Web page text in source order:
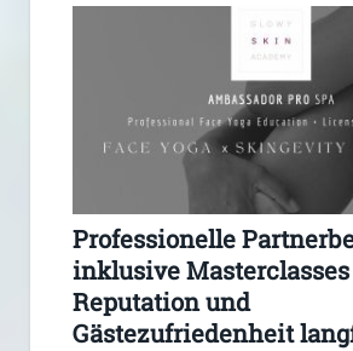
Professionelle
inklusive
Reputation und
Gästezufriedenheit